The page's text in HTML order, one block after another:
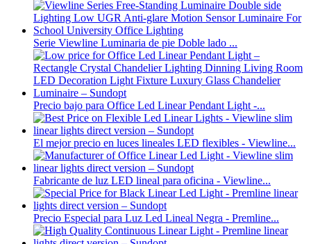
Serie Viewline Luminaria de pie Doble lado ...
Precio bajo para Office Led Linear Pendant Light -...
El mejor precio en luces lineales LED flexibles - Viewline...
Fabricante de luz LED lineal para oficina - Viewline...
Precio Especial para Luz Led Lineal Negra - Premline...